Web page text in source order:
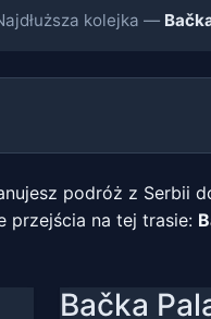
kolejka —
podróż z Serbii
przejścia na tej trasie:
Bačka